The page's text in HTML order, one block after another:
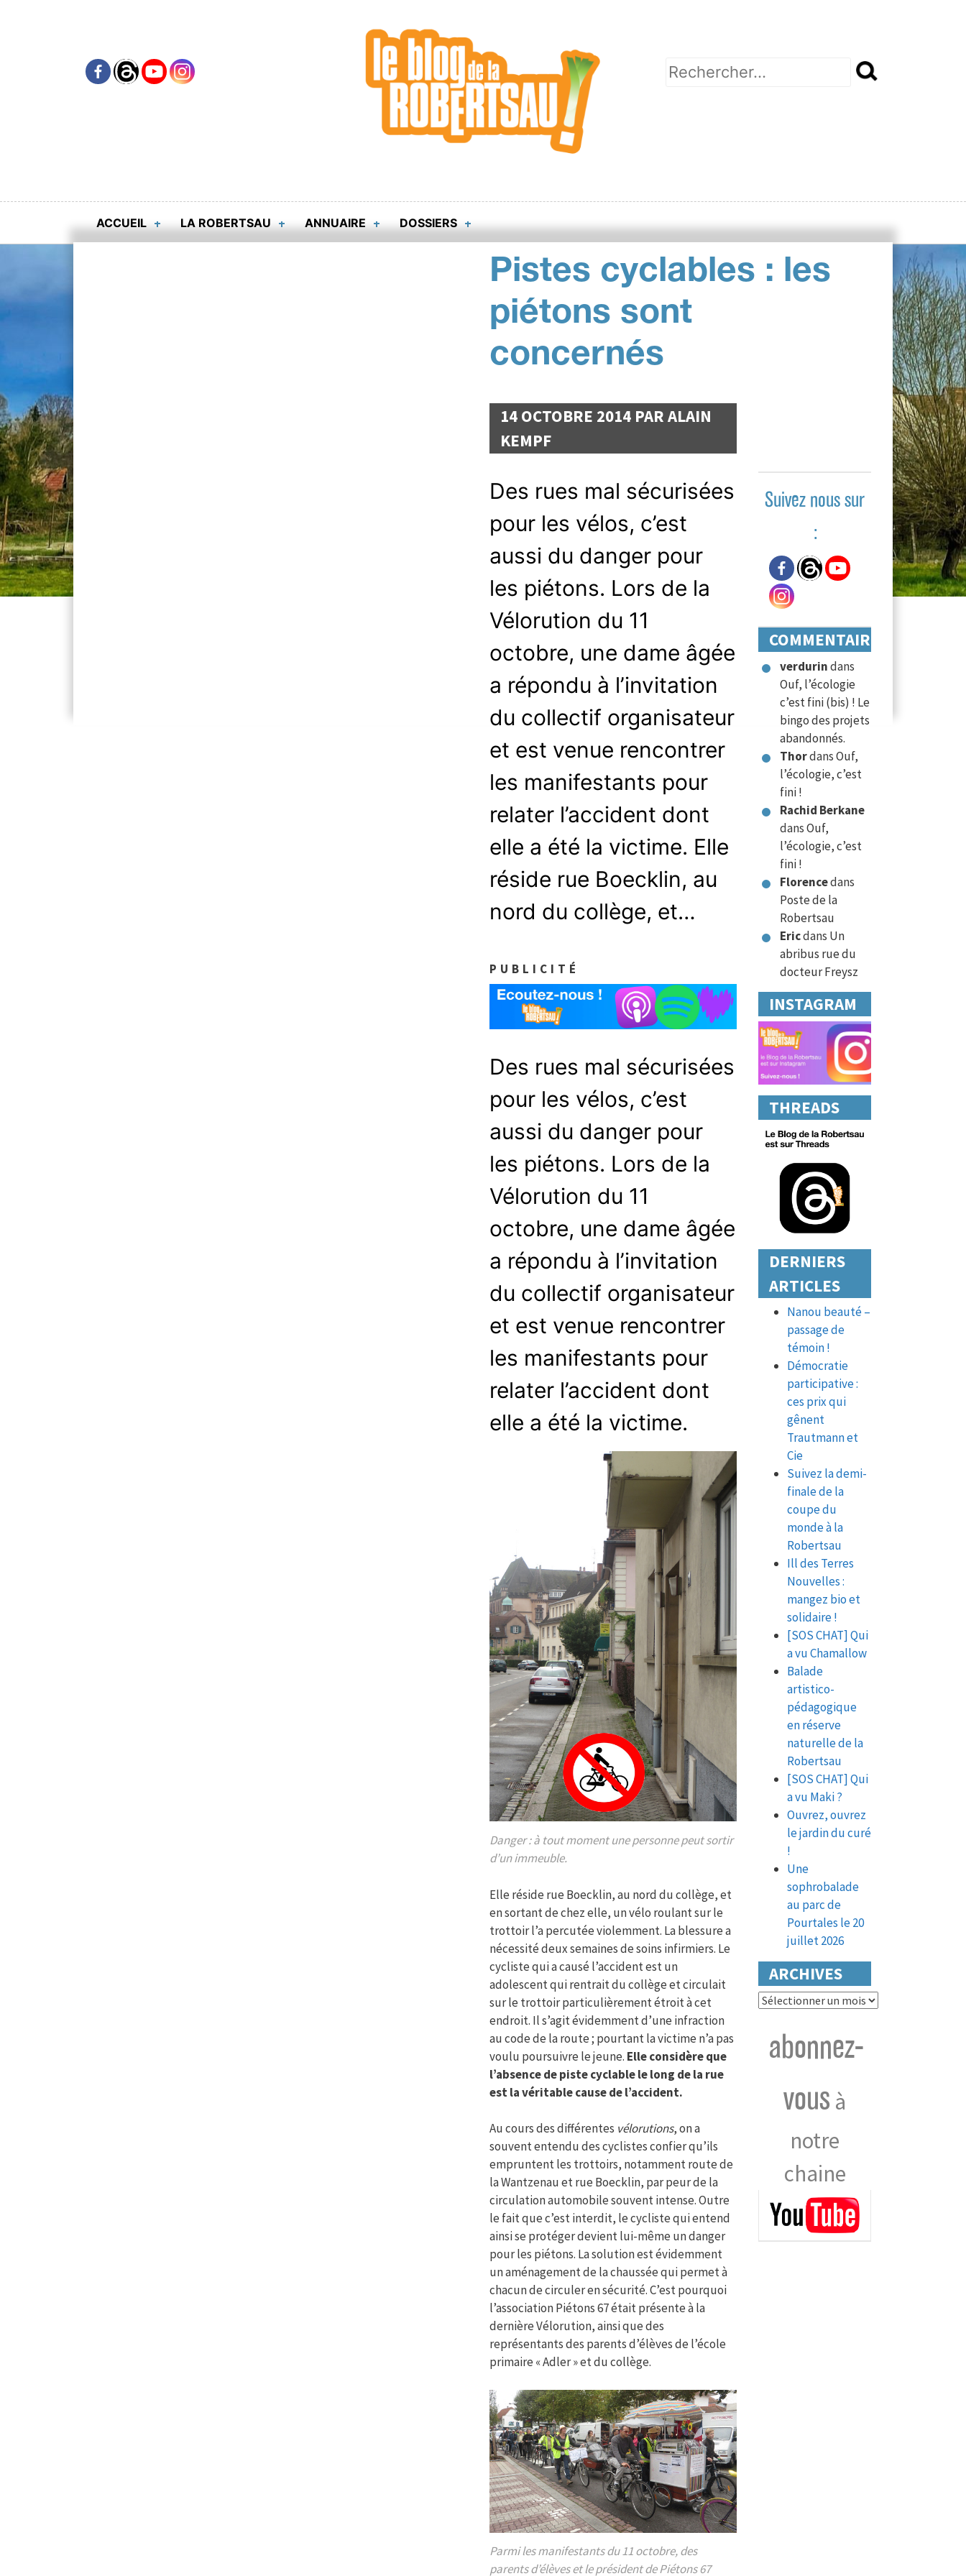
Rechercher :
ACCUEIL LA ROBERTSAU ANNUAIRE DOSSIERS
Pistes cyclables : les
piétons sont
concernés
14 OCTOBRE 2014 PAR ALAIN
KEMPF
Des rues mal sécurisées
pour les vélos, c’est
aussi du danger pour
les piétons. Lors de la
Vélorution du 11
octobre, une dame âgée
a répondu à l’invitation
du collectif organisateur
et est venue rencontrer
les manifestants pour
relater l’accident dont
elle a été la victime. Elle
réside rue Boecklin, au
nord du collège, et…
PUBLICITÉ
Des rues mal sécurisées
pour les vélos, c’est
aussi du danger pour
les piétons. Lors de la
Vélorution du 11
octobre, une dame âgée
a répondu à l’invitation
du collectif organisateur
et est venue rencontrer
les manifestants pour
relater l’accident dont
elle a été la victime.
Danger : à tout moment une personne peut sortir
d’un immeuble.
Elle réside rue Boecklin, au nord du collège, et
en sortant de chez elle, un vélo roulant sur le
trottoir l’a percutée violemment. La blessure a
nécessité deux semaines de soins infirmiers. Le
cycliste qui a causé l’accident est un
adolescent qui rentrait du collège et circulait
sur le trottoir particulièrement étroit à cet
endroit. Il s’agit évidemment d’une infraction
au code de la route ; pourtant la victime n’a pas
voulu poursuivre le jeune. Elle considère que
l’absence de piste cyclable le long de la rue
est la véritable cause de l’accident.
Au cours des différentes vélorutions, on a
souvent entendu des cyclistes confier qu’ils
empruntent les trottoirs, notamment route de
la Wantzenau et rue Boecklin, par peur de la
circulation automobile souvent intense. Outre
le fait que c’est interdit, le cycliste qui entend
ainsi se protéger devient lui-même un danger
pour les piétons. La solution est évidemment
un aménagement de la chaussée qui permet à
chacun de circuler en sécurité. C’est pourquoi
l’association Piétons 67 était présente à la
dernière Vélorution, ainsi que des
représentants des parents d’élèves de l’école
primaire « Adler » et du collège.
Parmi les manifestants du 11 octobre, des
parents d’élèves et le président de Piétons 67
Suivez nous sur
:
COMMENTAIRES
verdurindans
Ouf, l’écologie
c’est fini (bis) ! Le
bingo des projets
abandonnés.
ThordansOuf,
l’écologie, c’est
fini !
Rachid Berkane
dansOuf,
l’écologie, c’est
fini !
Florencedans
Poste de la
Robertsau
Ericdans Un
abribus rue du
docteur Freysz
INSTAGRAM
THREADS
DERNIERS
ARTICLES
Nanou beauté –
passage de
témoin !
Démocratie
participative :
ces prix qui
gênent
Trautmann et
Cie
Suivez la demi-
finale de la
coupe du
monde à la
Robertsau
Ill des Terres
Nouvelles :
mangez bio et
solidaire !
[SOS CHAT] Qui
a vu Chamallow
Balade
artistico-
pédagogique
en réserve
naturelle de la
Robertsau
[SOS CHAT] Qui
a vu Maki ?
Ouvrez, ouvrez
le jardin du curé
!
Une
sophrobalade
au parc de
Pourtales le 20
juillet 2026
ARCHIVES
Archives
abonnez-
vous à
notre
chaine